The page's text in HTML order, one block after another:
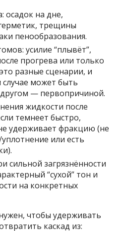
осадок на дне,
трещины
пенообразования.
усилие “плывёт”,
прогрева или только
разные сценарии, и
может быть
— первопричиной.
жидкости после
темнеет быстро,
удерживает фракцию (не
или есть
сильной загрязнённости
“сухой” тон и
на конкретных
чтобы удерживать
каскад из: